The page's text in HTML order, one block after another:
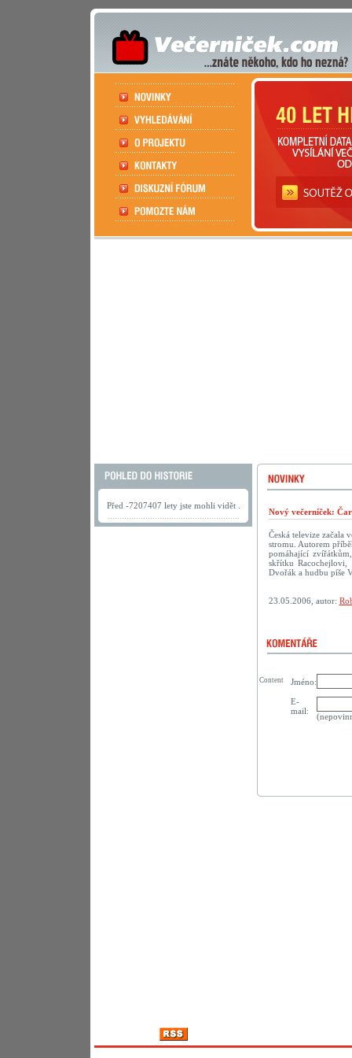
Před -7207407 lety jste mohli vidět .
Nový večerníček:
Česká televize začala
stromu. Autorem
pomáhající
skřítku
Dvořák a hudbu píše
23.05.2006, autor:
Jméno:
E-
mail:
Content